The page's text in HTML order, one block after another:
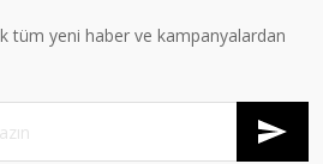
tüm yeni haber ve kampanyalardan